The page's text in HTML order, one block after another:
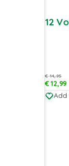
12
€14,95
€12,99
Add